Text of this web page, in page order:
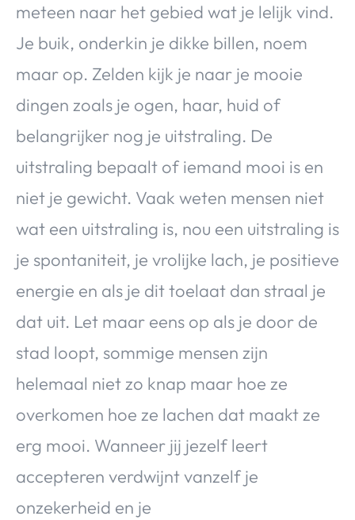
Over Valerie
Over Valerie
Contact
VALERIE'S CHOICE
Food & Drinks Gadgets
Huis & Tuin
Travel
Lifestyle
meteen naar het gebied wat je lelijk vind.
Je buik, onderkin je dikke billen, noem
maar op. Zelden kijk je naar je mooie
dingen zoals je ogen, haar, huid of
belangrijker nog je uitstraling. De
uitstraling bepaalt of iemand mooi is en
niet je gewicht. Vaak weten mensen niet
wat een uitstraling is, nou een uitstraling is
je spontaniteit, je vrolijke lach, je positieve
energie en als je dit toelaat dan straal je
dat uit. Let maar eens op als je door de
stad loopt, sommige mensen zijn
helemaal niet zo knap maar hoe ze
overkomen hoe ze lachen dat maakt ze
erg mooi. Wanneer jij jezelf leert
accepteren verdwijnt vanzelf je
onzekerheid en je